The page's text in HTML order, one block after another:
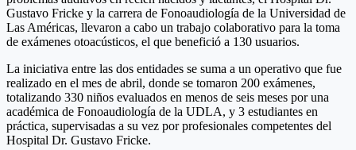
Gustavo Fricke y la carrera de Fonoaudiología de la Universidad de
Las Américas, llevaron a cabo un trabajo colaborativo para la toma
de exámenes otoacústicos, el que benefició a 130 usuarios.
La iniciativa entre las dos entidades se suma a un operativo que fue
realizado en el mes de abril, donde se tomaron 200 exámenes,
totalizando 330 niños evaluados en menos de seis meses por una
académica de Fonoaudiología de la UDLA, y 3 estudiantes en
práctica, supervisadas a su vez por profesionales competentes del
Hospital Dr. Gustavo Fricke.